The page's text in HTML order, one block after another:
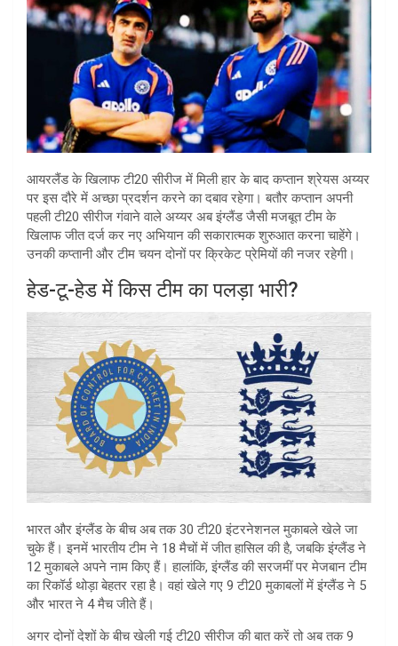
आयरलैंड के खिलाफ टी20 सीरीज में मिली हार के बाद कप्तान श्रेयस अय्यर
पर इस दौरे में अच्छा प्रदर्शन करने का दबाव रहेगा। बतौर कप्तान अपनी
पहली टी20 सीरीज गंवाने वाले अय्यर अब इंग्लैंड जैसी मजबूत टीम के
खिलाफ जीत दर्ज कर नए अभियान की सकारात्मक शुरुआत करना चाहेंगे।
उनकी कप्तानी और टीम चयन दोनों पर क्रिकेट प्रेमियों की नजर रहेगी।
हेड-टू-हेड में किस टीम का पलड़ा भारी?
भारत और इंग्लैंड के बीच अब तक 30 टी20 इंटरनेशनल मुकाबले खेले जा
चुके हैं। इनमें भारतीय टीम ने 18 मैचों में जीत हासिल की है, जबकि इंग्लैंड ने
12 मुकाबले अपने नाम किए हैं। हालांकि, इंग्लैंड की सरजमीं पर मेजबान टीम
का रिकॉर्ड थोड़ा बेहतर रहा है। वहां खेले गए 9 टी20 मुकाबलों में इंग्लैंड ने 5
और भारत ने 4 मैच जीते हैं।
अगर दोनों देशों के बीच खेली गई टी20 सीरीज की बात करें तो अब तक 9